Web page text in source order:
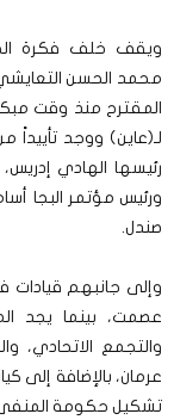
ويقف خلف فكرة
محمد الحسن التعايشي،
المقترح منذ وقت
لـ(عاين) ووجد
رئيسها الهادي
ورئيس مؤتمر البجا
صندل.
وإلى جانبهم قيادات
عصمت، بينما يجد
والتجمع الاتحادي،
عرمان، بالإضافة إلى
تشكيل حكومة المنفى